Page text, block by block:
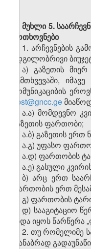
მუხლი 5.
მოთხოვნები
1. არჩევნების
ადგილობრივი
ა) გაზეთის მიერ
შემთხვევაში,
კომუნიკაციბის
post@gncc.ge
ა.ა) მომდევნო
გაზეთის ფართობი;
ა.ბ) გაზეთის
ა.გ) უფასო
ა.დ) ფართობის
ა.ე) გასული
ბ) არც ერთ
ფართობის ერთ
გ) ფართობის
დ) სააგიტაციო
უნდა იყოს
2. თუ რომელიმე
თანაბრად